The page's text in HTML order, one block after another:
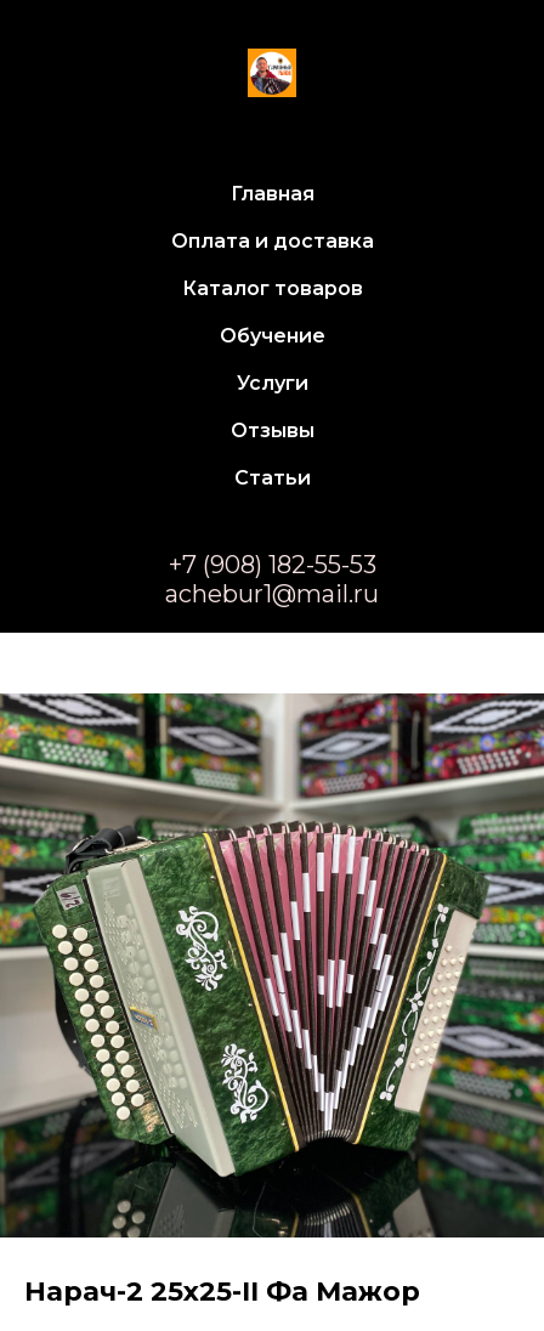
Главная
Оплата и доставка
Каталог товаров
Обучение
Услуги
Отзывы
Статьи
+7 (908) 182-55-53
achebur1@mail.ru
Нарач-2 25х25-II Фа Мажор